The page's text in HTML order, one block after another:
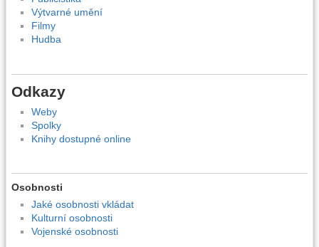
Výtvarné umění
Filmy
Hudba
Odkazy
Weby
Spolky
Knihy dostupné online
Osobnosti
Jaké osobnosti vkládat
Kulturní osobnosti
Vojenské osobnosti